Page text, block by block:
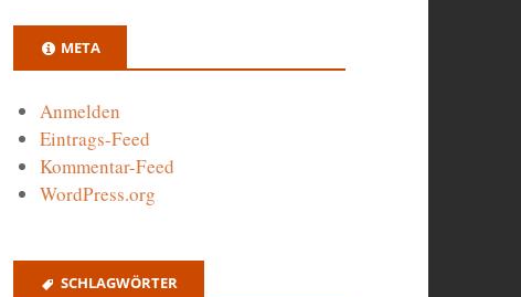
META
Anmelden
Eintrags-Feed
Kommentar-Feed
WordPress.org
SCHLAGWÖRTER